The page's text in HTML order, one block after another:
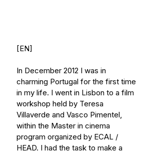
[EN]
In December 2012 I was in
charming Portugal for the first time
in my life. I went in Lisbon to a film
workshop held by Teresa
Villaverde and Vasco Pimentel,
within the Master in cinema
program organized by ECAL /
HEAD. I had the task to make a